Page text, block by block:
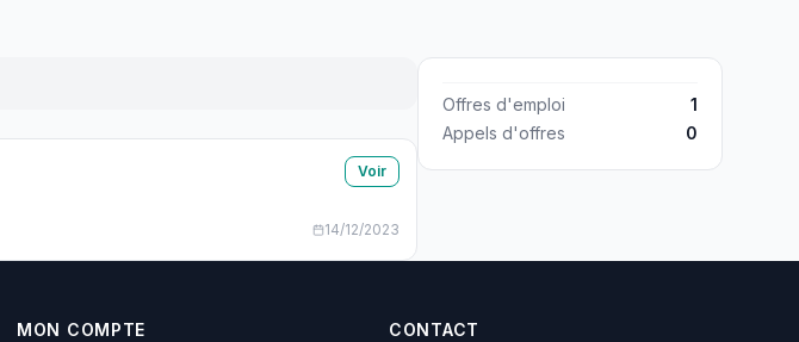
Voir
14/12/2023
Offres d'emploi
1
Appels d'offres
0
MON COMPTE CONTACT